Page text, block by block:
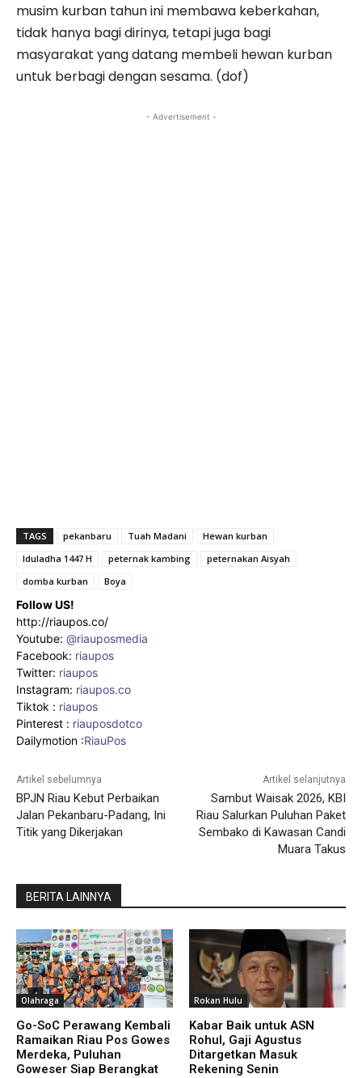
musim kurban tahun ini membawa keberkahan,
tidak hanya bagi dirinya, tetapi juga bagi
masyarakat yang datang membeli hewan kurban
untuk berbagi dengan sesama. (dof)
- Advertisement -
TAGS pekanbaru Tuah Madani
Hewan kurban
Iduladha 1447 H
peternak kambing
peternakan Aisyah
domba kurban
Boya
Follow US!
http://riaupos.co/
Youtube: @riauposmedia
Facebook: riaupos
Twitter: riaupos
Instagram: riaupos.co
Tiktok : riaupos
Pinterest : riauposdotco
Dailymotion :RiauPos
Artikel sebelumnya
BPJN Riau Kebut Perbaikan
Jalan Pekanbaru-Padang, Ini
Titik yang Dikerjakan
Artikel selanjutnya
Sambut Waisak 2026, KBI
Riau Salurkan Puluhan Paket
Sembako di Kawasan Candi
Muara Takus
BERITA LAINNYA
Olahraga
Go-SoC Perawang Kembali
Ramaikan Riau Pos Gowes
Merdeka, Puluhan
Goweser Siap Berangkat
Rokan Hulu
Kabar Baik untuk ASN
Rohul, Gaji Agustus
Ditargetkan Masuk
Rekening Senin